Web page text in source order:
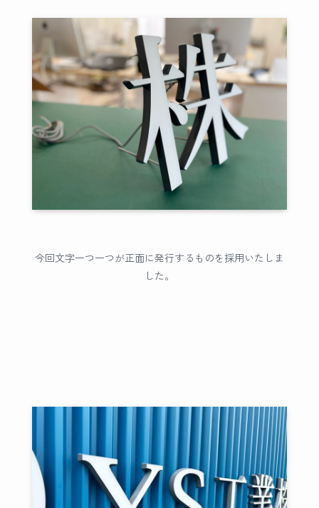
今回文字一つ一つが正面に発行するものを採用いたしま
した。